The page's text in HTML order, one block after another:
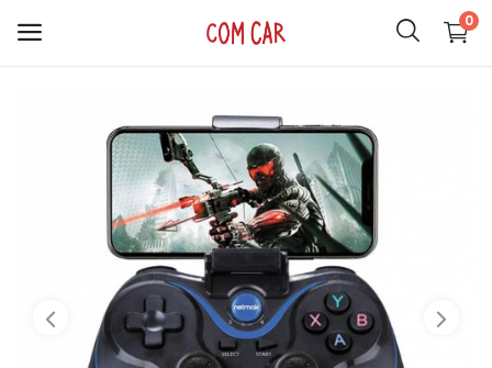
0
ACCESORIOS
SMARTWATCH